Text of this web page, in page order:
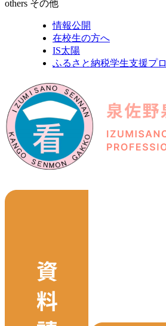
others その他
情報公開
在校生の方へ
IS太陽
ふるさと納税学生支援プ